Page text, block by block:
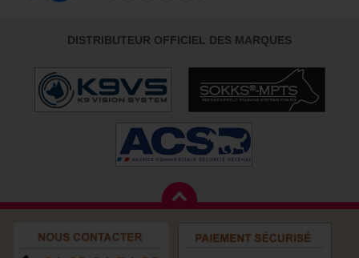
DISTRIBUTEUR OFFICIEL DES MARQUES